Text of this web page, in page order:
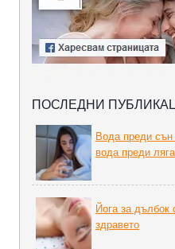
ПОСЛЕДНИ
Вода преди сън
вода преди
Йога за дълбок
здравето